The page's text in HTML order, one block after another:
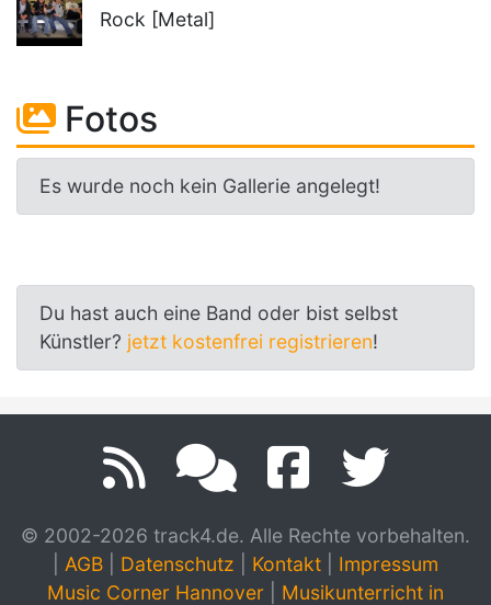
Rock [Metal]
Fotos
Es wurde noch kein Gallerie angelegt!
Du hast auch eine Band oder bist selbst
Künstler? jetzt kostenfrei registrieren!
© 2002-2026 track4.de. Alle Rechte vorbehalten.
AGB Datenschutz Kontakt
Impressum
Music Corner Hannover
Musikunterricht in